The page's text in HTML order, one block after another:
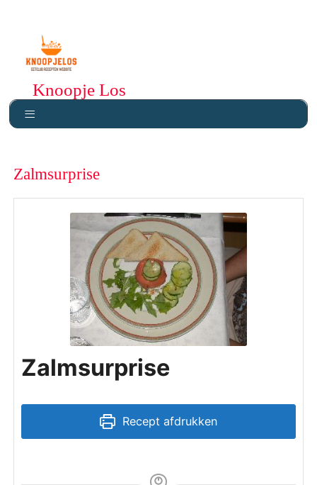
Knoopje Los
Zalmsurprise
Zalmsurprise
Recept afdrukken